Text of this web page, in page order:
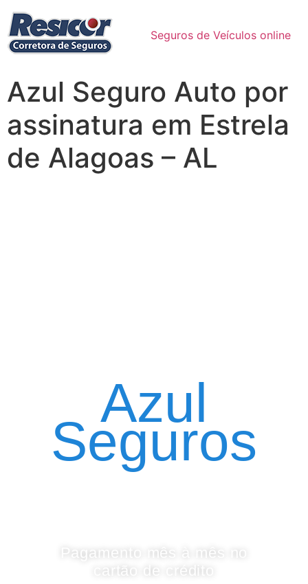
Seguros de Veículos online
Azul Seguro Auto por
assinatura em Estrela
de Alagoas – AL
Azul
Seguros
Pagamento mês à mês no
cartão de crédito